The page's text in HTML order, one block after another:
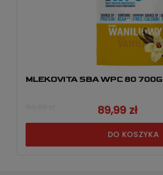
MLEKOVITA SBA WPC 80 700G
89,99 zł
DO KOSZYKA